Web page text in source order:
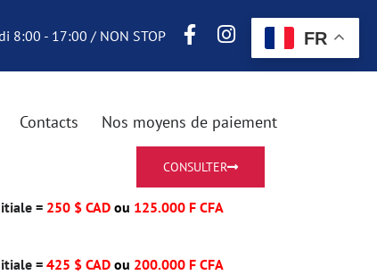
8:00 - 17:00 / NON STOP
Contacts Nos moyens de paiement
CONSULTER
= 250 $ CADou 125.000 F CFA
=425 $ CAD ou 200.000 F CFA
FR